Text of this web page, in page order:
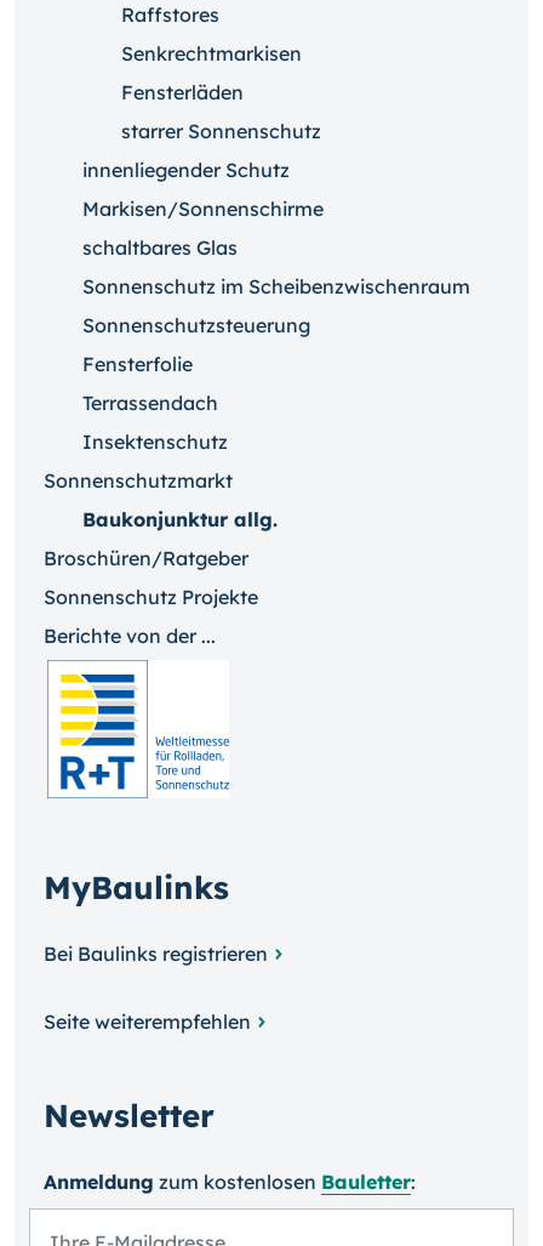
Raffstores
Senkrechtmarkisen
Fensterläden
starrer Sonnenschutz
innenliegender Schutz
Markisen/Sonnenschirme
schaltbares Glas
Sonnenschutz im Scheibenzwischenraum
Sonnenschutzsteuerung
Fensterfolie
Terrassendach
Insektenschutz
Sonnenschutzmarkt
Baukonjunktur allg.
Broschüren/Ratgeber
Sonnenschutz Projekte
Berichte von der ...
MyBaulinks
Bei Baulinks registrieren
Seite weiterempfehlen
Newsletter
Anmeldung zum kosten­losen Bauletter: